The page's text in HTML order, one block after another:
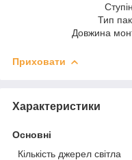
Тип
Довжина
Приховати
Характеристики
Основні
Кількість джерел світла